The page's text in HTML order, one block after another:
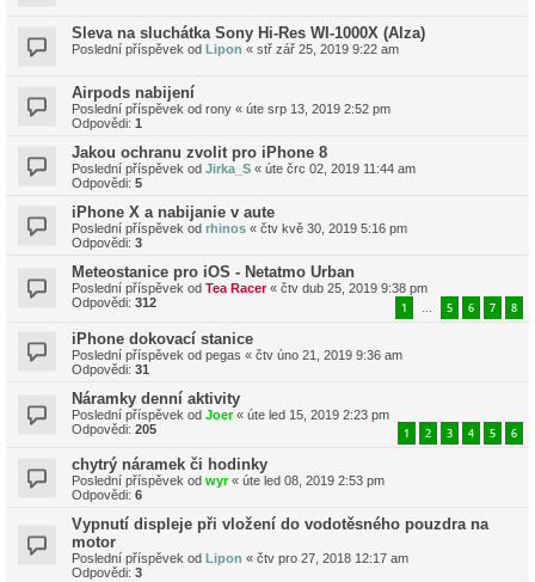
Sleva na sluchátka Sony Hi-Res WI-1000X (Alza)
Poslední příspěvek od Lipon « stř zář 25, 2019 9:22 am
Airpods nabijení
Poslední příspěvek od rony « úte srp 13, 2019 2:52 pm
Odpovědi: 1
Jakou ochranu zvolit pro iPhone 8
Poslední příspěvek od Jirka_S « úte črc 02, 2019 11:44 am
Odpovědi: 5
iPhone X a nabijanie v aute
Poslední příspěvek od rhinos « čtv kvě 30, 2019 5:16 pm
Odpovědi: 3
Meteostanice pro iOS - Netatmo Urban
Poslední příspěvek od Tea Racer« čtv dub 25, 2019 9:38 pm
Odpovědi: 312 1 … 5 6 7 8
iPhone dokovací stanice
Poslední příspěvek od pegas « čtv úno 21, 2019 9:36 am
Odpovědi: 31
Náramky denní aktivity
Poslední příspěvek od Joer« úte led 15, 2019 2:23 pm
Odpovědi: 205 1 2 3 4 5 6
chytrý náramek či hodinky
Poslední příspěvek od wyr« úte led 08, 2019 2:53 pm
Odpovědi: 6
Vypnutí displeje při vložení do vodotěsného pouzdra na
motor
Poslední příspěvek od Lipon « čtv pro 27, 2018 12:17 am
Odpovědi: 3